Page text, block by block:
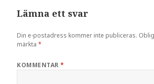
Lämna ett svar
Din e-postadress kommer inte publiceras.
märkta*
KOMMENTAR*